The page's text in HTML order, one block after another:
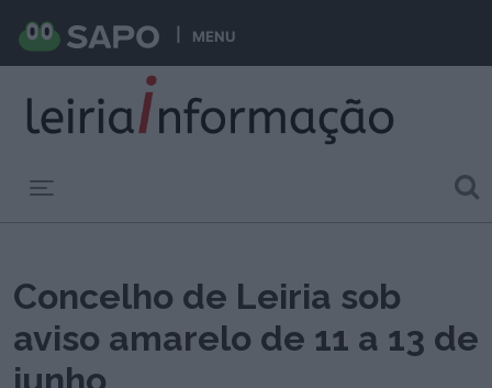
MENU
Concelho de Leiria sob
aviso amarelo de 11 a 13 de
junho